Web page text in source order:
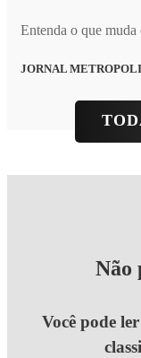
Entenda o que
JORNAL
Não
Você pode